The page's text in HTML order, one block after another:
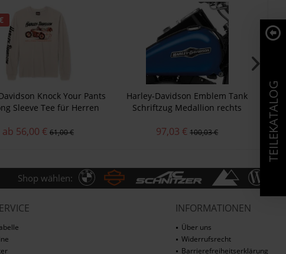
Knock Your Pants
Sleeve Tee für Herren
ab 56,00 € 61,00 €
Harley-Davidson Emblem Tank
Schriftzug Medallion rechts
97,03 € 100,03 €
Shop wählen:
INFORMATIONEN
Über uns
Widerrufsrecht
Barrierefreiheitserklärung
TEILEKATALOG